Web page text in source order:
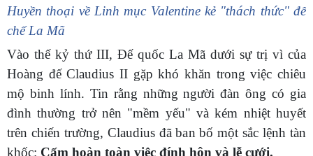
Huyền thoại về Linh mục Valentine kẻ "thách thức" đế
chế La Mã
Vào thế kỷ thứ III, Đế quốc La Mã dưới sự trị vì của
Hoàng đế Claudius II gặp khó khăn trong việc chiêu
mộ binh lính. Tin rằng những người đàn ông có gia
đình thường trở nên "mềm yếu" và kém nhiệt huyết
trên chiến trường, Claudius đã ban bố một sắc lệnh tàn
khốc: Cấm hoàn toàn việc đính hôn và lễ cưới.